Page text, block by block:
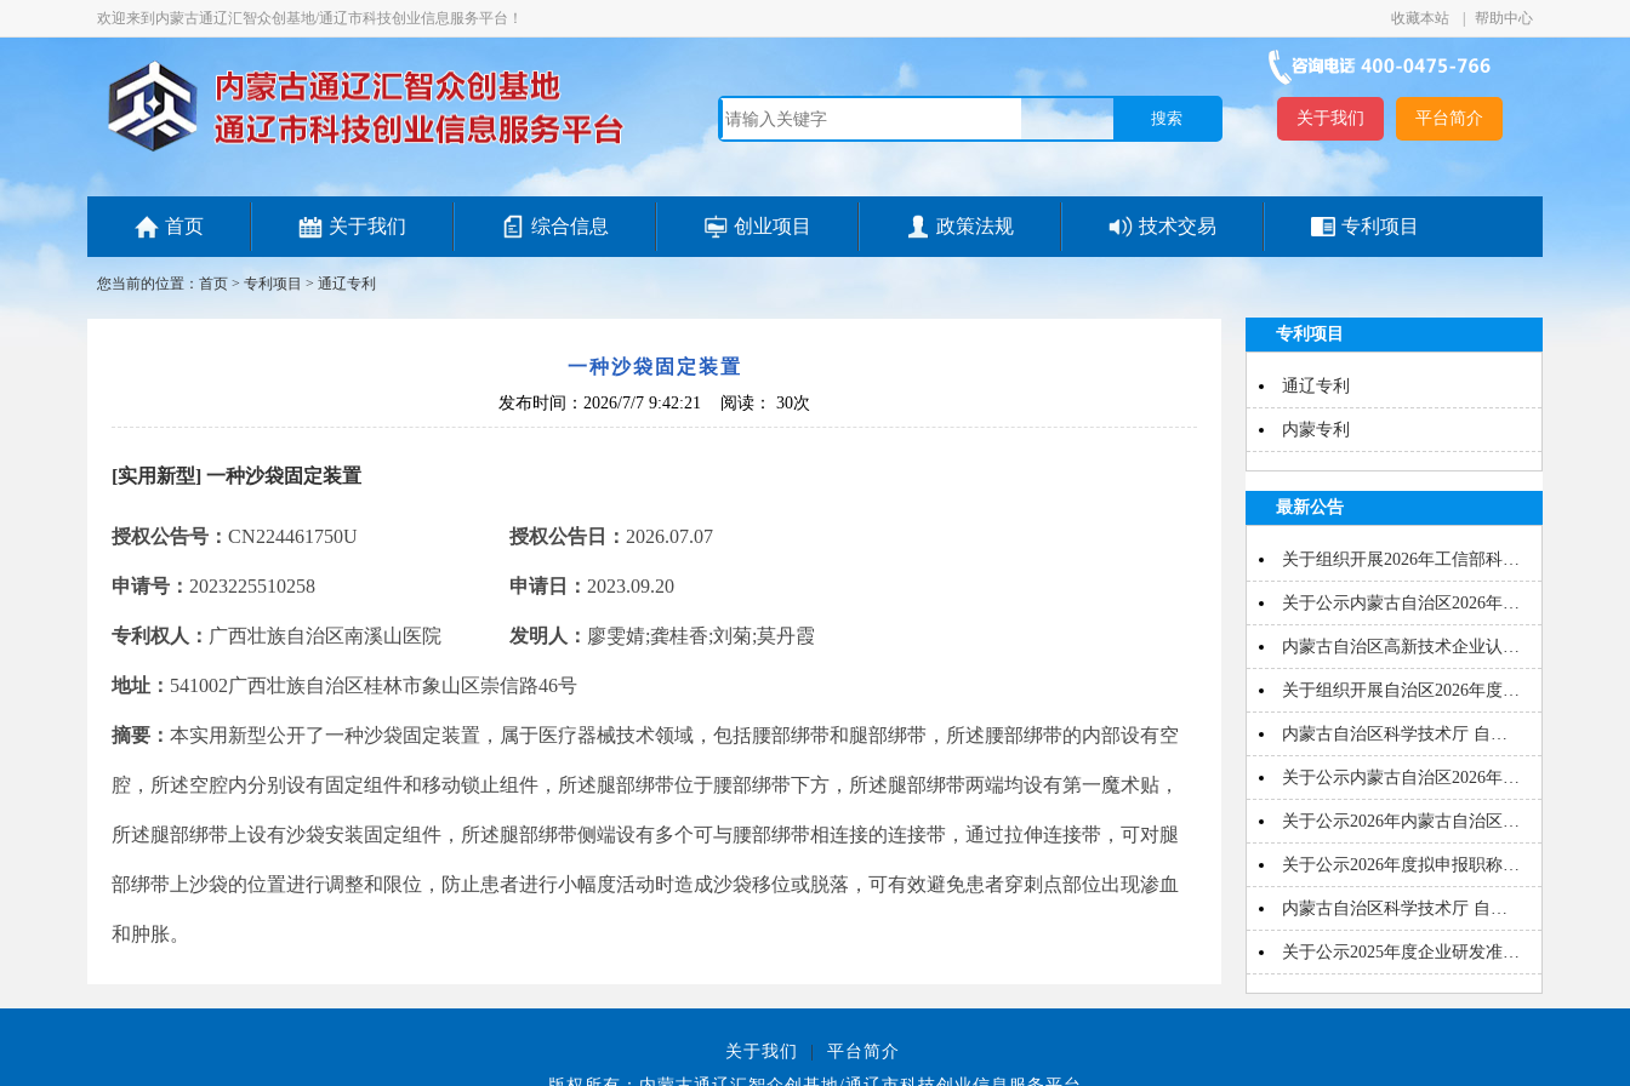
收藏本站 帮助中心
欢迎来到内蒙古通辽汇智众创基地/通辽市科技创业信息服务平台！
关于我们 平台简介
首页 关于我们 综合信息 创业项目 政策法规 技术交易 专利项目
您当前的位置： 首页 > 专利项目 > 通辽专利
一种沙袋固定装置
发布时间：2026/7/7 9:42:21 阅读： 30次
[实用新型] 一种沙袋固定装置
授权公告号： CN224461750U 授权公告日： 2026.07.07
申请号： 2023225510258 申请日： 2023.09.20
专利权人： 广西壮族自治区南溪山医院 发明人： 廖雯婧;龚桂香;刘菊;莫丹霞
地址： 541002广西壮族自治区桂林市象山区崇信路46号
摘要： 本实用新型公开了一种沙袋固定装置，属于医疗器械技术领域，包括腰部绑带和腿部绑带，所述腰部绑带的内部设有空
腔，所述空腔内分别设有固定组件和移动锁止组件，所述腿部绑带位于腰部绑带下方，所述腿部绑带两端均设有第一魔术贴，
所述腿部绑带上设有沙袋安装固定组件，所述腿部绑带侧端设有多个可与腰部绑带相连接的连接带，通过拉伸连接带，可对腿
部绑带上沙袋的位置进行调整和限位，防止患者进行小幅度活动时造成沙袋移位或脱落 ，可有效避免患者穿刺点部位出现渗血
和肿胀。
专利项目
通辽专利
内蒙专利
最新公告
关于组织开展2026年工信部科…
关于公示内蒙古自治区2026年…
内蒙古自治区高新技术企业认…
关于组织开展自治区2026年度…
内蒙古自治区科学技术厅 自…
关于公示内蒙古自治区2026年…
关于公示2026年内蒙古自治区…
关于公示2026年度拟申报职称…
内蒙古自治区科学技术厅 自…
关于公示2025年度企业研发准…
关于我们
平台简介